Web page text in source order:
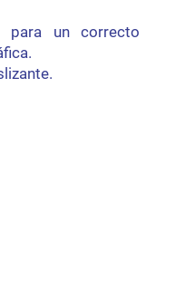
para un correcto